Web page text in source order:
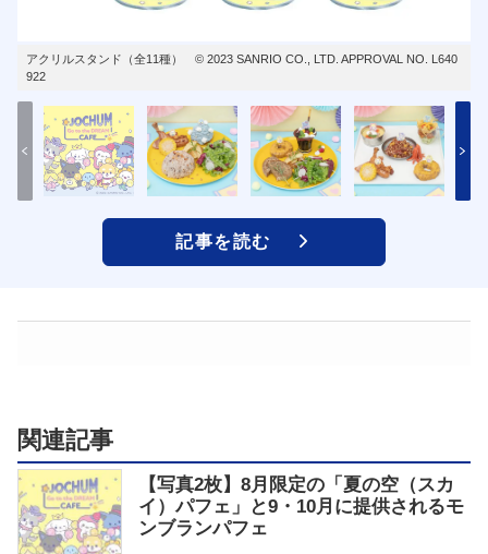
アクリルスタンド（全11種） © 2023 SANRIO CO., LTD. APPROVAL NO. L640
922
記事を読む
関連記事
【写真2枚】8月限定の「夏の空（スカ
イ）パフェ」と9・10月に提供されるモ
ンブランパフェ